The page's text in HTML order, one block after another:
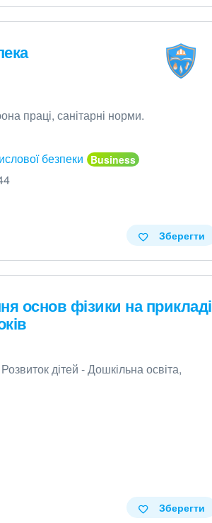
праці, санітарні норми.
безпеки
Зберегти
основ фізики на прикладі
дітей - Дошкільна освіта,
Зберегти